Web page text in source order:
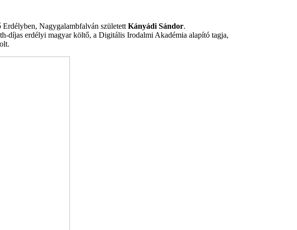
Erdélyben, Nagygalambfalván született Kányádi Sándor.
díjas erdélyi magyar költő, a Digitális Irodalmi Akadémia alapító tagja,